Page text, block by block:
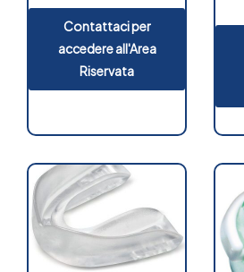
Contattaci per
accedere all'Area
Riservata